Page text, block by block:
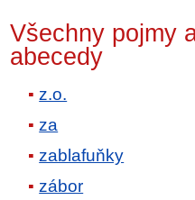
Všechny pojmy
abecedy
z.o.
za
zablafuňky
zábor